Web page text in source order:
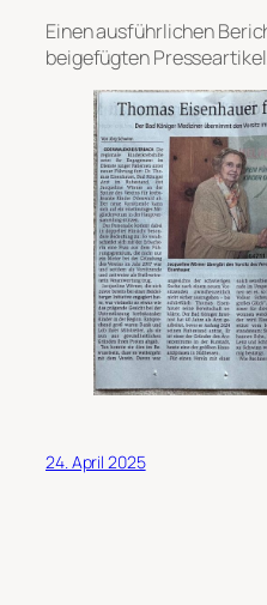
Einen ausführlichen
beigefügten
24. April 2025